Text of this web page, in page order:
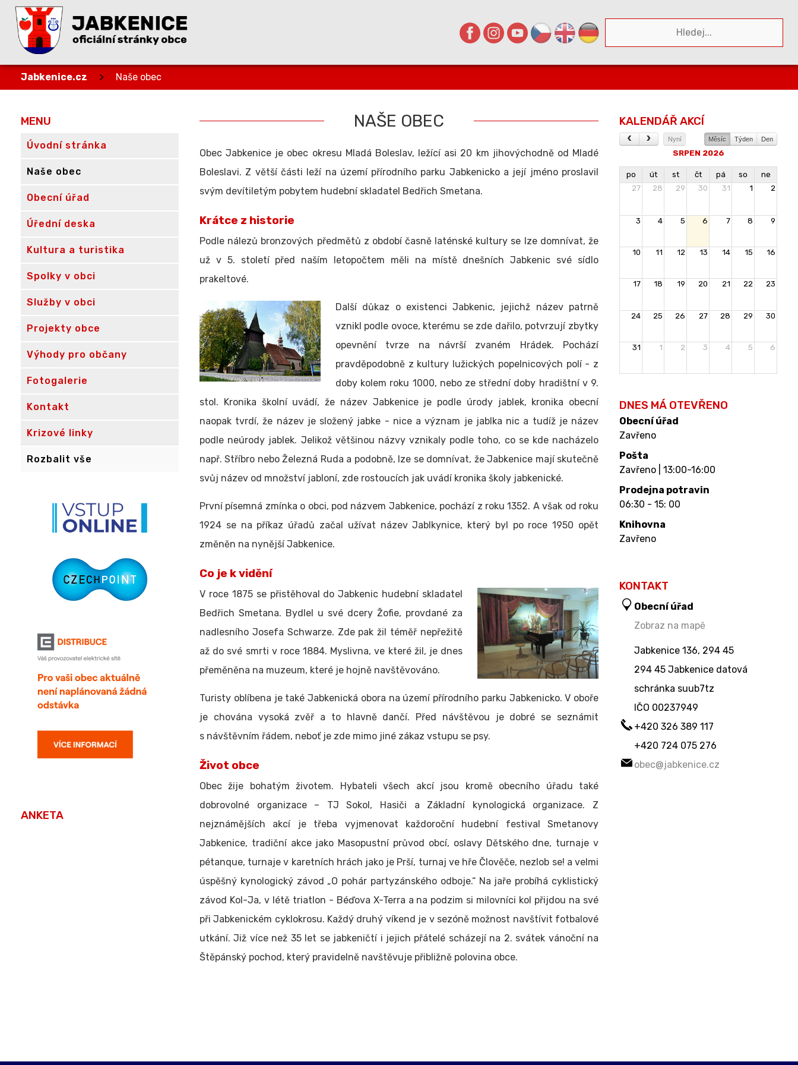
Jabkenice.cz > Naše obec
MENU
Úvodní stránka
Naše obec
Obecní úřad
Úřední deska
Kultura a turistika
Spolky v obci
Služby v obci
Projekty obce
Výhody pro občany
Fotogalerie
Kontakt
Krizové linky
Rozbalit vše
ANKETA
NAŠE OBEC
Obec Jabkenice je obec okresu Mladá Boleslav, ležící asi 20 km jihovýchodně od Mladé
Boleslavi. Z větší části leží na území přírodního parku Jabkenicko a její jméno proslavil
svým devítiletým pobytem hudební skladatel Bedřich Smetana.
Krátce z historie
Podle nálezů bronzových předmětů z období časně laténské kultury se lze domnívat, že
už v 5. století před naším letopočtem měli na místě dnešních Jabkenic své sídlo
prakeltové.
Další důkaz o existenci Jabkenic, jejichž název patrně
vznikl podle ovoce, kterému se zde dařilo, potvrzují zbytky
opevnění tvrze na návrší zvaném Hrádek. Pochází
pravděpodobně z kultury lužických popelnicových polí - z
doby kolem roku 1000, nebo ze střední doby hradištní v 9.
stol. Kronika školní uvádí, že název Jabkenice je podle úrody jablek, kronika obecní
naopak tvrdí, že název je složený jabke - nice a význam je jablka nic a tudíž je název
podle neúrody jablek. Jelikož většinou názvy vznikaly podle toho, co se kde nacházelo
např. Stříbro nebo Železná Ruda a podobně, lze se domnívat, že Jabkenice mají skutečně
svůj název od množství jabloní, zde rostoucích jak uvádí kronika školy jabkenické.
První písemná zmínka o obci, pod názvem Jabkenice, pochází z roku 1352. A však od roku
1924 se na příkaz úřadů začal užívat název Jablkynice, který byl po roce 1950 opět
změněn na nynější Jabkenice.
Co je k vidění
V roce 1875 se přistěhoval do Jabkenic hudební skladatel
Bedřich Smetana. Bydlel u své dcery Žofie, provdané za
nadlesního Josefa Schwarze. Zde pak žil téměř nepřežitě
až do své smrti v roce 1884. Myslivna, ve které žil, je dnes
přeměněna na muzeum, které je hojně navštěvováno.
Turisty oblíbena je také Jabkenická obora na území přírodního parku Jabkenicko. V oboře
je chována vysoká zvěř a to hlavně dančí. Před návštěvou je dobré se seznámit
s návštěvním řádem, neboť je zde mimo jiné zákaz vstupu se psy.
Život obce
Obec žije bohatým životem. Hybateli všech akcí jsou kromě obecního úřadu také
dobrovolné organizace – TJ Sokol, Hasiči a Základní kynologická organizace. Z
nejznámějších akcí je třeba vyjmenovat každoroční hudební festival Smetanovy
Jabkenice, tradiční akce jako Masopustní průvod obcí, oslavy Dětského dne, turnaje v
pétanque, turnaje v karetních hrách jako je Prší, turnaj ve hře Člověče, nezlob se! a velmi
úspěšný kynologický závod „O pohár partyzánského odboje.“ Na jaře probíhá cyklistický
závod Kol-Ja, v létě triatlon - Béďova X-Terra a na podzim si milovníci kol přijdou na své
při Jabkenickém cyklokrosu. Každý druhý víkend je v sezóně možnost navštívit fotbalové
utkání. Již více než 35 let se jabkeničtí i jejich přátelé scházejí na 2. svátek vánoční na
Štěpánský pochod, který pravidelně navštěvuje přibližně polovina obce.
KALENDÁŘ AKCÍ
Nyní Měsíc Týden Den
SRPEN 2026
po út st čt pá so
ne
27
28 29 30 31 1 2
3 4 5 6 7 8 9
10 11 12 13 14 15 16
17 18 19 20 21 22 23
24 25 26 27 28 29 30
31 1 2 3 4 5 6
DNES MÁ OTEVŘENO
Obecní úřad
Zavřeno
Pošta
Zavřeno | 13:00-16:00
Prodejna potravin
06:30 - 15: 00
Knihovna
Zavřeno
KONTAKT
Obecní úřad
Zobraz na mapě
Jabkenice 136, 294 45
294 45 Jabkenice datová
schránka suub7tz
IČO 00237949
+420 326 389 117
+420 724 075 276
obec@jabkenice.cz